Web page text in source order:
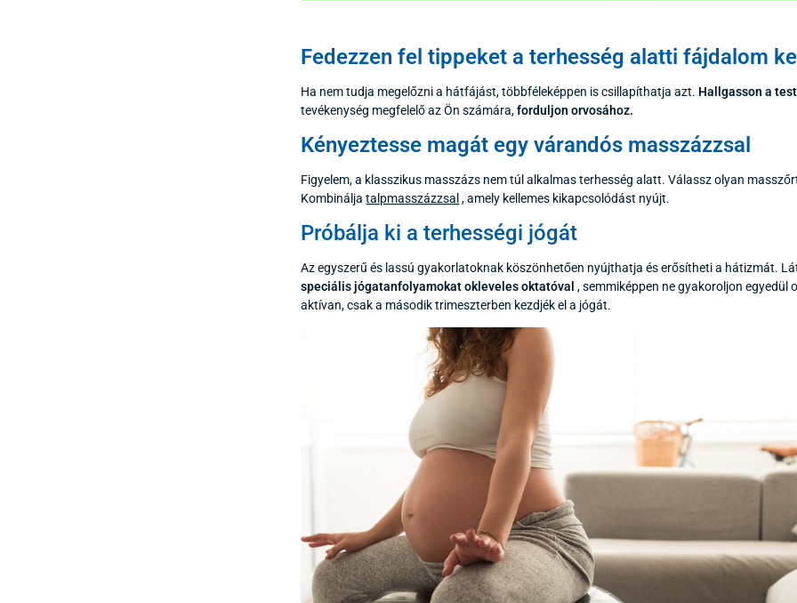
Fedezzen fel tippeket a terhesség alatti fájdalom
Ha nem tudja megelőzni a hátfájást, többféleképpen is csillapíthatja azt. Hallgasson a
tevékenység megfelelő az Ön számára,forduljon orvosához.
Kényeztesse magát egy várandós masszázzsal
Figyelem, a klasszikus masszázs nem túl alkalmas terhesség alatt. Válassz olyan
Kombináljatalpmasszázzsal , amely kellemes kikapcsolódást nyújt.
Próbálja ki a terhességi jógát
Az egyszerű és lassú gyakorlatoknak köszönhetően nyújthatja és erősítheti a hátizmát.
speciális jógatanfolyamokat okleveles oktatóval , semmiképpen ne gyakoroljon
aktívan, csak a második trimeszterben kezdjék el a jógát.